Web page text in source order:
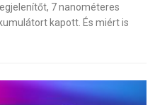
7 nanométeres
kapott. És miért is